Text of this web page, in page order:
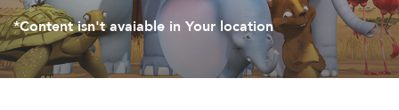
*Content isn't avaiable in Your location